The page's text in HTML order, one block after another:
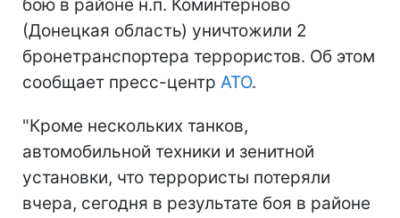
бою в районе н.п. Коминтерново
(Донецкая область) уничтожили 2
бронетранспортера террористов. Об этом
сообщает пресс-центр АТО.
"Кроме нескольких танков,
автомобильной техники и зенитной
установки, что террористы потеряли
вчера, сегодня в результате боя в районе